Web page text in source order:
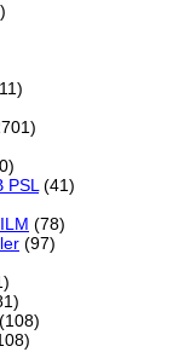
PSL (41)
(78)
(97)
(108)